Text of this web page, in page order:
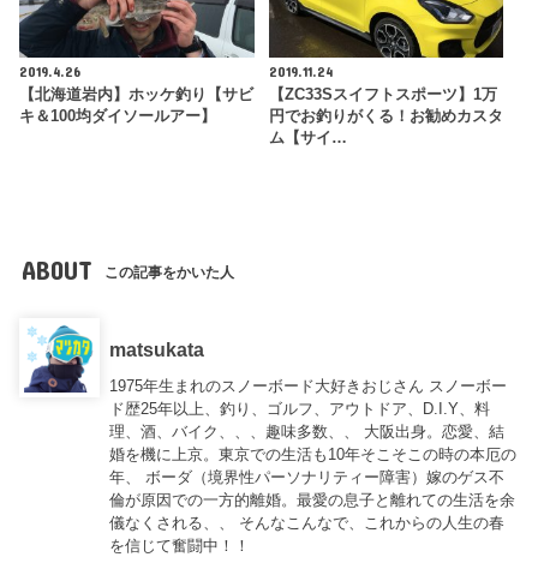
2019.4.26
【北海道岩内】ホッケ釣り【サビ
キ＆100均ダイソールアー】
2019.11.24
【ZC33Sスイフトスポーツ】1万
円でお釣りがくる！お勧めカスタ
ム【サイ…
ABOUT この記事をかいた人
matsukata
1975年生まれのスノーボード大好きおじさん スノーボー
ド歴25年以上、釣り、ゴルフ、アウトドア、D.I.Y、料
理、酒、バイク、、、趣味多数、、 大阪出身。恋愛、結
婚を機に上京。東京での生活も10年そこそこの時の本厄の
年、 ボーダ（境界性パーソナリティー障害）嫁のゲス不
倫が原因での一方的離婚。最愛の息子と離れての生活を余
儀なくされる、、 そんなこんなで、これからの人生の春
を信じて奮闘中！！